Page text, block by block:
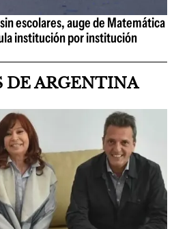
escolares, auge de Matemática
institución por institución
DE ARGENTINA